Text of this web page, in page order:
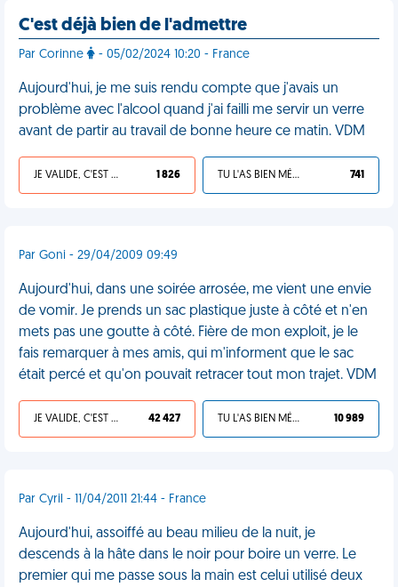
C'est déjà bien de l'admettre
Par Corinne - 05/02/2024 10:20 - France
Aujourd'hui, je me suis rendu compte que j'avais un
problème avec l'alcool quand j'ai failli me servir un verre
avant de partir au travail de bonne heure ce matin. VDM
JE VALIDE, C'EST UNE VDM 1 826 TU L'AS BIEN MÉRITÉ 741
Par Goni - 29/04/2009 09:49
Aujourd'hui, dans une soirée arrosée, me vient une envie
de vomir. Je prends un sac plastique juste à côté et n'en
mets pas une goutte à côté. Fière de mon exploit, je le
fais remarquer à mes amis, qui m'informent que le sac
était percé et qu'on pouvait retracer tout mon trajet. VDM
JE VALIDE, C'EST UNE VDM 42 427 TU L'AS BIEN MÉRITÉ 10 989
Par Cyril - 11/04/2011 21:44 - France
Aujourd'hui, assoiffé au beau milieu de la nuit, je
descends à la hâte dans le noir pour boire un verre. Le
premier qui me passe sous la main est celui utilisé deux